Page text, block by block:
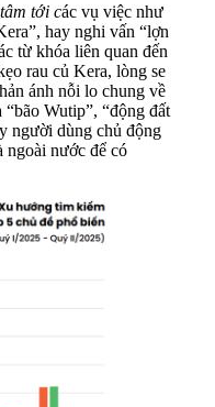
tới các vụ việc như
hay nghi vấn “lợn
từ khóa liên quan đến
rau củ Kera, lòng se
ánh nỗi lo chung về
Wutip”, “động đất
người dùng chủ động
ngoài nước để có